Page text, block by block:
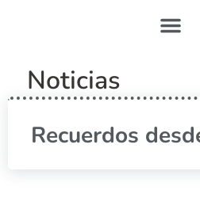
Noticias
Recuerdos